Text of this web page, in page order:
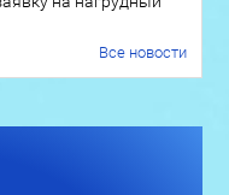
Все новости